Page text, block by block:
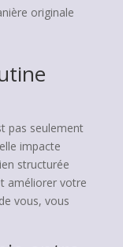
originale
pas seulement
impacte
structurée
améliorer votre
vous, vous